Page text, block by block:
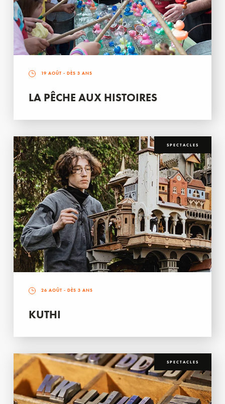
19 AOÛT - DÈS 3 ANS
LA PÊCHE AUX HISTOIRES
SPECTACLES
26 AOÛT - DÈS 3 ANS
KUTHI
SPECTACLES